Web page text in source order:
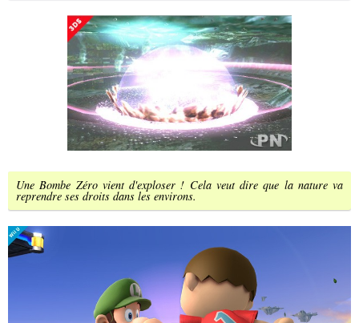
Une Bombe Zéro vient d'exploser ! Cela veut dire que la nature va
reprendre ses droits dans les environs.